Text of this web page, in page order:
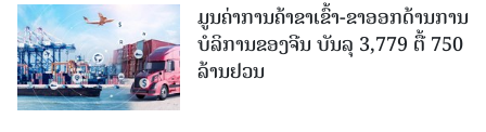
ມູນຄ່າການຄ້າຂາເຂົ້າ-ຂາອອກດ້ານການ
ບໍລິການຂອງຈີນ ບັນລຸ 3,779 ຕື້ 750
ລ້ານຢວນ